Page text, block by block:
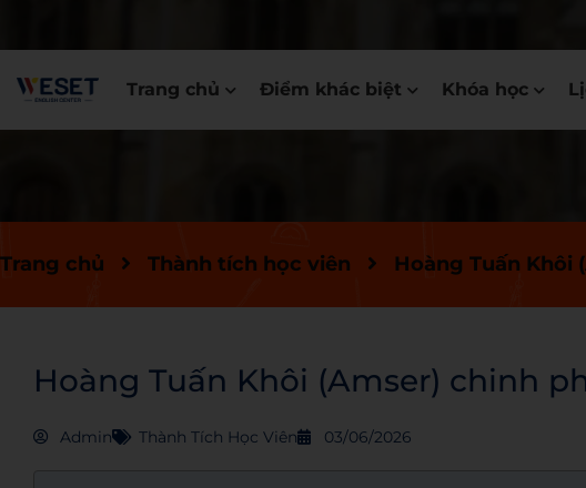
Trang chủ Điểm khác biệt Khóa học
Trang chủ Thành tích học viên Hoàng Tuấn Khôi
Hoàng Tuấn Khôi (Amser) chinh
Admin Thành Tích Học Viên 03/06/2026